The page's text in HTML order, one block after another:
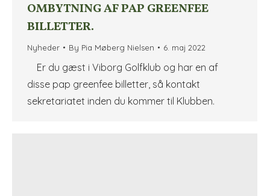
OMBYTNING AF PAP GREENFEE
BILLETTER.
Nyheder By Pia Møberg Nielsen 6. maj 2022
Er du gæst i Viborg Golfklub og har en af
disse pap greenfee billetter, så kontakt
sekretariatet inden du kommer til Klubben.